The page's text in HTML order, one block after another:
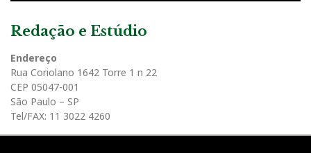
Redação e Estúdio
Endereço
Rua Coriolano 1642 Torre 1 n 22
CEP 05047-001
São Paulo – SP
Tel/FAX: 11 3022 4260